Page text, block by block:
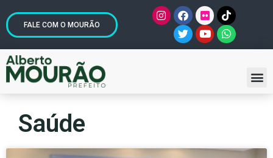
FALE COM O MOURÃO
Saúde